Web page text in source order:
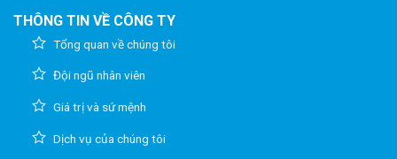
THÔNG TIN VỀ CÔNG TY
Tổng quan về chúng tôi
Đội ngũ nhân viên
Giá trị và sứ mệnh
Dịch vụ của chúng tôi